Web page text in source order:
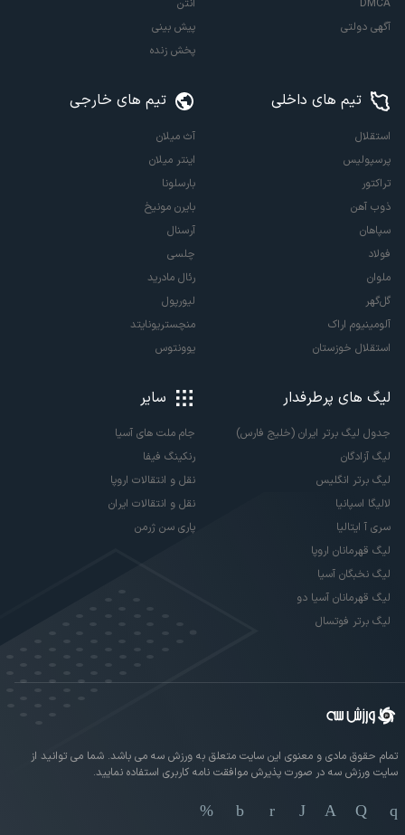
DMCA
آگهی دولتی
آنتن
پیش بینی
پخش زنده
تیم های داخلی
استقلال
پرسپولیس
تراکتور
ذوب آهن
سپاهان
فولاد
ملوان
گل‌گهر
آلومینیوم اراک
استقلال خوزستان
تیم های خارجی
آث میلان
اینتر میلان
بارسلونا
بایرن مونیخ
آرسنال
چلسی
رئال مادرید
لیورپول
منچستریونایتد
یوونتوس
لیگ های پرطرفدار
جدول لیگ برتر ایران (خلیج فارس)
لیگ آزادگان
لیگ برتر انگلیس
لالیگا اسپانیا
سری آ ایتالیا
لیگ قهرمانان اروپا
لیگ نخبگان آسیا
لیگ قهرمانان آسیا دو
لیگ برتر فوتسال
سایر
جام ملت های آسیا
رنکینگ فیفا
نقل و انتقالات اروپا
نقل و انتقالات ایران
پاری سن ژرمن
تمام حقوق مادی و معنوی این سایت متعلق به ورزش سه می باشد. شما می توانید از
سایت ورزش سه در صورت پذیرش موافقت نامه کاربری استفاده نمایید.